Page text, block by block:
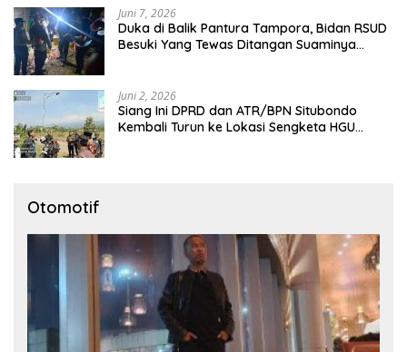
Juni 7, 2026
Duka di Balik Pantura Tampora, Bidan RSUD
Besuki Yang Tewas Ditangan Suaminya
Juni 2, 2026
Siang Ini DPRD dan ATR/BPN Situbondo
Kembali Turun ke Lokasi Sengketa HGU
Otomotif